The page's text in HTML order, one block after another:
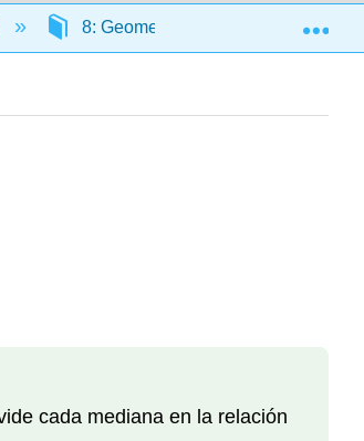
8: Geometría Triangular
cada mediana en la relación